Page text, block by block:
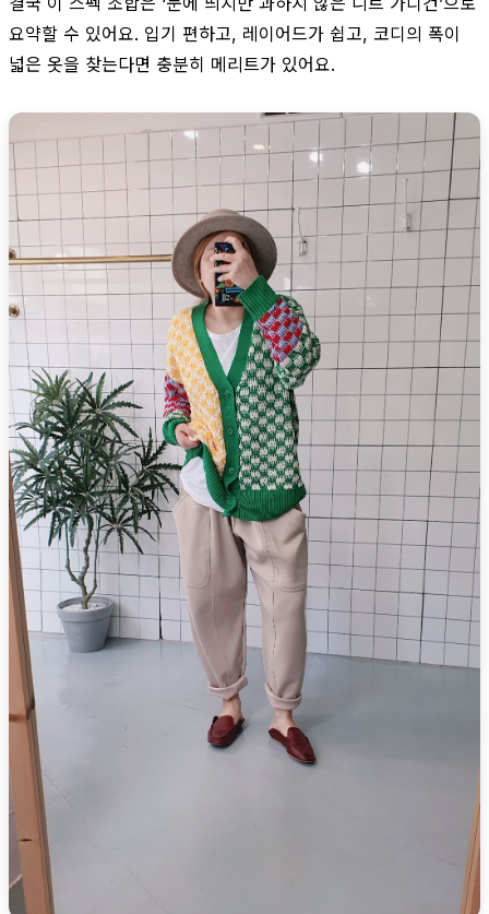
요약할 수 있어요. 입기 편하고, 레이어드가 쉽고, 코디의 폭이
넓은 옷을 찾는다면 충분히 메리트가 있어요.